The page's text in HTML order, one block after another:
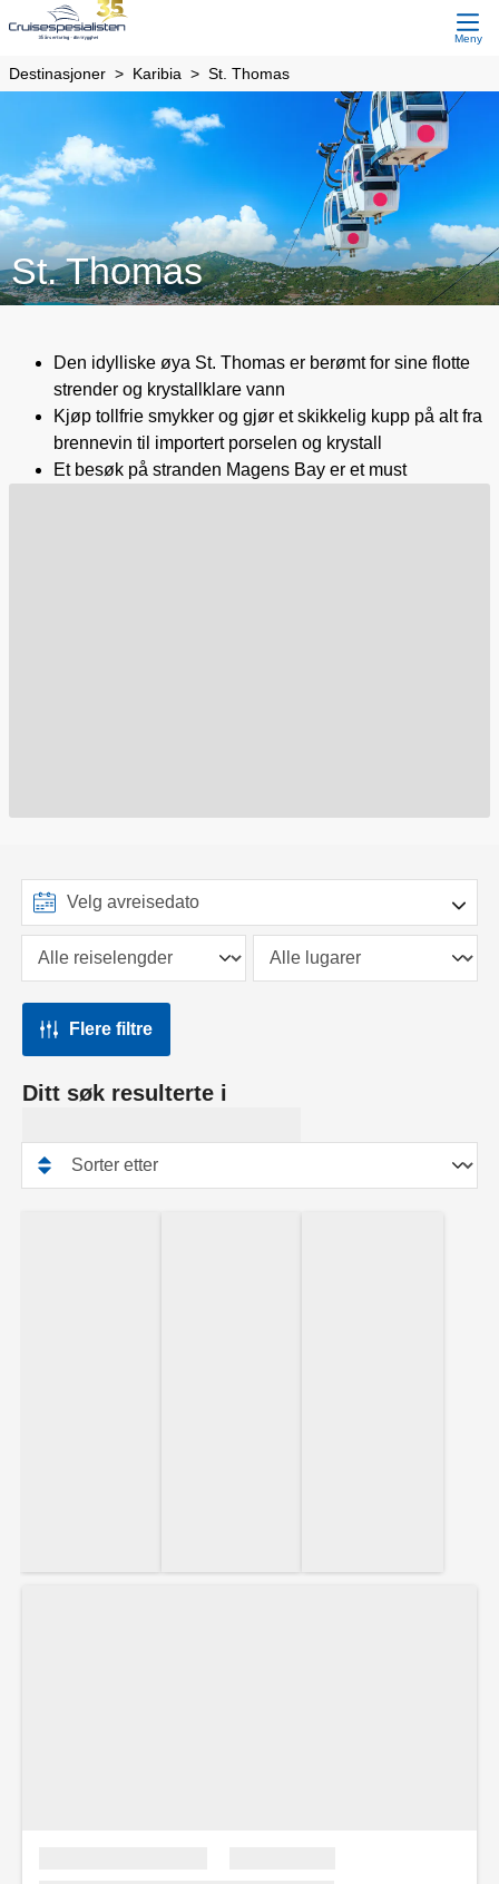
Meny
Destinasjoner Karibia St. Thomas
St. Thomas
Den idylliske øya St. Thomas er berømt for sine flotte
strender og krystallklare vann
Kjøp tollfrie smykker og gjør et skikkelig kupp på alt fra
brennevin til importert porselen og krystall
Et besøk på stranden Magens Bay er et must
Flere filtre
Ditt søk resulterte i